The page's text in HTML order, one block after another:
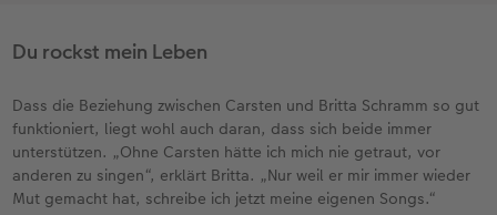
Du rockst mein Leben
Dass die Beziehung zwischen Carsten und Britta Schramm so gut
funktioniert, liegt wohl auch daran, dass sich beide immer
unterstützen. „Ohne Carsten hätte ich mich nie getraut, vor
anderen zu singen“, erklärt Britta. „Nur weil er mir immer wieder
Mut gemacht hat, schreibe ich jetzt meine eigenen Songs.“